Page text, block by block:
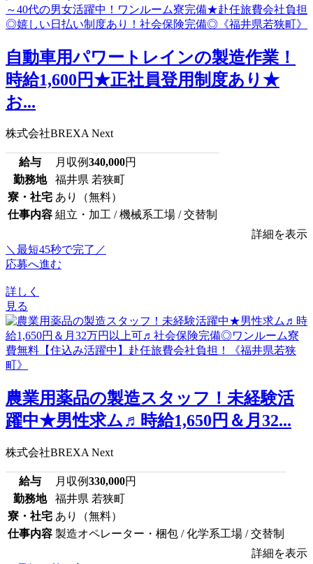
⾃動⾞⽤パワートレインの製造作業！
時給1,600円★正社員登用制度あり★
お...
株式会社BREXA Next
給与 月収例340,000円
勤務地
福井県 若狭町
寮・社宅 あり（無料）
仕事内容 組立・加工 / 機械系工場 / 交替制
詳細を表示
＼最短45秒で完了／
応募へ進む
詳しく
見る
農業用薬品の製造スタッフ！未経験活
躍中★男性求ム♬時給1,650円＆月32...
株式会社BREXA Next
給与 月収例330,000円
勤務地
福井県 若狭町
寮・社宅 あり（無料）
仕事内容 製造オペレーター・梱包 / 化学系工場 / 交替制
詳細を表示